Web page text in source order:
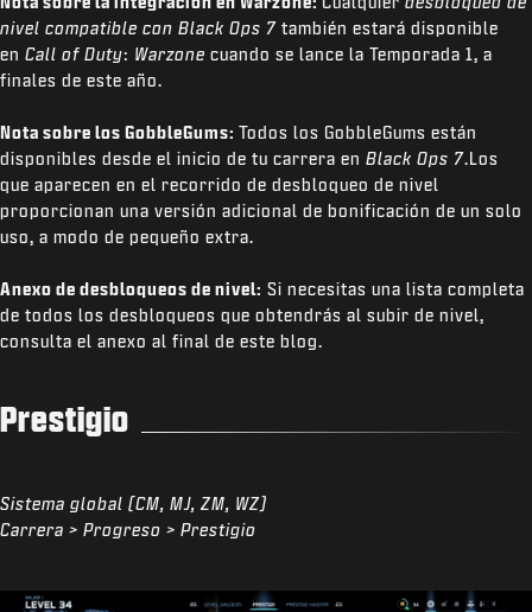
nivel compatible con Black Ops 7 también estará disponible
en Call of Duty: Warzone cuando se lance la Temporada 1, a
finales de este año.
Nota sobre los GobbleGums: Todos los GobbleGums están
disponibles desde el inicio de tu carrera en Black Ops 7.Los
que aparecen en el recorrido de desbloqueo de nivel
proporcionan una versión adicional de bonificación de un solo
uso, a modo de pequeño extra.
Anexo de desbloqueos de nivel: Si necesitas una lista completa
de todos los desbloqueos que obtendrás al subir de nivel,
consulta el anexo al final de este blog.
Prestigio
Sistema global (CM, MJ, ZM, WZ)
Carrera > Progreso > Prestigio